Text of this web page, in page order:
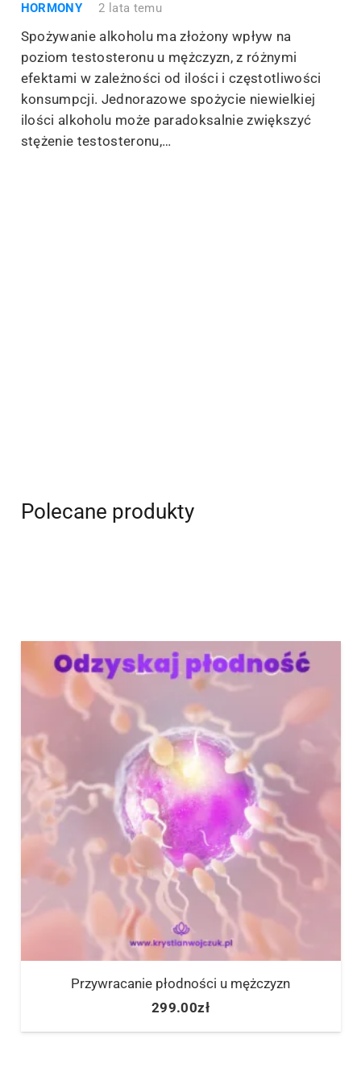
HORMONY 2 lata temu
Spożywanie alkoholu ma złożony wpływ na
poziom testosteronu u mężczyzn, z różnymi
efektami w zależności od ilości i częstotliwości
konsumpcji. Jednorazowe spożycie niewielkiej
ilości alkoholu może paradoksalnie zwiększyć
stężenie testosteronu,…
Polecane produkty
Przywracanie płodności u mężczyzn
299.00zł